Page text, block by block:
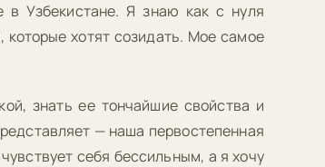
в Узбекистане. Я знаю как с нуля
которые хотят созидать. Мое самое
знать ее тончайшие свойства и
— наша первостепенная
себя бессильным, а я хочу